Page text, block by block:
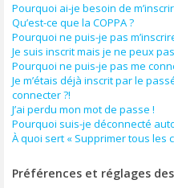
Pourquoi ai-je besoin de
Qu’est-ce que la COPPA ?
Pourquoi ne puis-je pas
Je suis inscrit mais je ne peux
Pourquoi ne puis-je pas me
Je m’étais déjà inscrit par le
connecter ?!
J’ai perdu mon mot de passe !
Pourquoi suis-je déconnecté
À quoi sert « Supprimer tous les
Préférences et réglages